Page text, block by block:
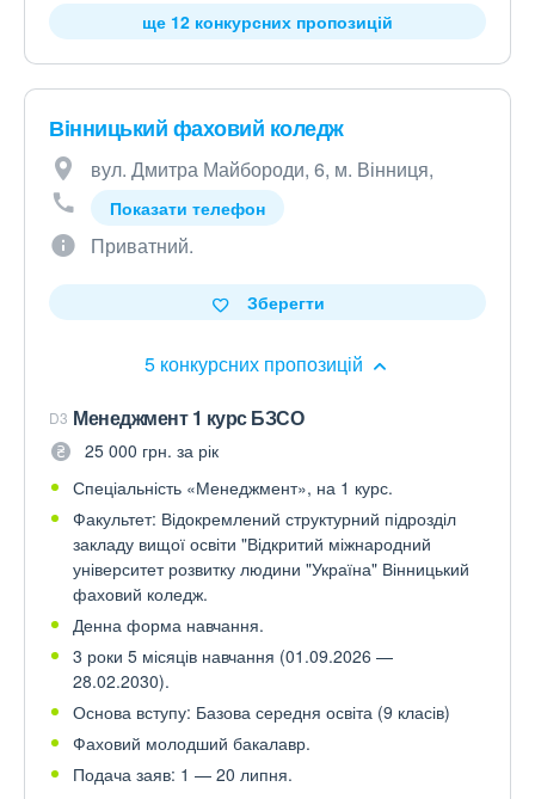
ще 12 конкурсних пропозицій
Вінницький фаховий коледж
вул. Дмитра Майбороди, 6, м. Вінниця,
Показати телефон
Приватний.
5 конкурсних пропозицій
Зберегти
D3 Менеджмент 1 курс БЗСО
25 000 грн. за рік
Спеціальність «Менеджмент», на 1 курс.
Факультет: Відокремлений структурний підрозділ
закладу вищої освіти "Відкритий міжнародний
університет розвитку людини "Україна" Вінницький
фаховий коледж.
Денна форма навчання.
3 роки 5 місяців навчання (01.09.2026 —
28.02.2030).
Основа вступу: Базова середня освіта (9 класів)
Фаховий молодший бакалавр.
Подача заяв: 1 — 20 липня.